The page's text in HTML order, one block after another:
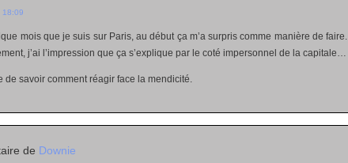
18:09
mois que je suis sur Paris, au début ça m’a surpris comme manière de faire.
j’ai l’impression que ça s’explique par le coté impersonnel de la capitale…
de savoir comment réagir face la mendicité.
de Downie